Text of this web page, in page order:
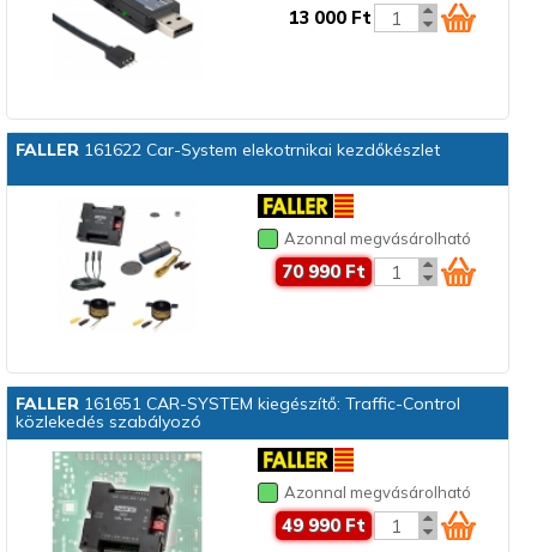
13 000 Ft
FALLER161622 Car-System elekotrnikai kezdőkészlet
Azonnal megvásárolható
70 990 Ft
FALLER161651 CAR-SYSTEM kiegészítő: Traffic-Control
közlekedés szabályozó
Azonnal megvásárolható
49 990 Ft